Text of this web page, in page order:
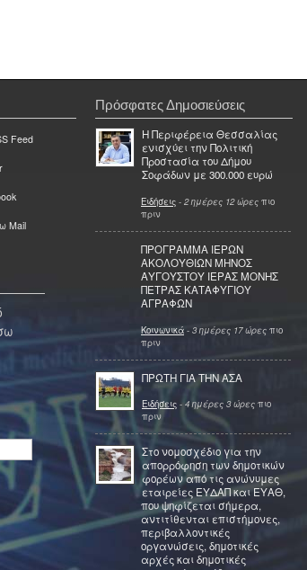
Feed
Mail
Πρόσφατες Δημοσιεύσεις
Η Περιφέρεια Θεσσαλίας
ενισχύει την Πολιτική
Προστασία του Δήμου
Σοφάδων με 300.000 ευρώ
Ειδήσεις - 2 ημέρες 12 ώρες πιο
πριν
ΠΡΟΓΡΑΜΜΑ ΙΕΡΩΝ
ΑΚΟΛΟΥΘΙΩΝ ΜΗΝΟΣ
ΑΥΓΟΥΣΤΟΥ ΙΕΡΑΣ ΜΟΝΗΣ
ΠΕΤΡΑΣ ΚΑΤΑΦΥΓΙΟΥ
ΑΓΡΑΦΩΝ
Κοινωνικά - 3 ημέρες 17 ώρες πιο
πριν
ΠΡΩΤΗ ΓΙΑ ΤΗΝ ΑΣΑ
Ειδήσεις - 4 ημέρες 3 ώρες πιο
πριν
Στο νομοσχέδιο για την
απορρόφηση των δημοτικών
φορέων από τις ανώνυμες
εταιρείες ΕΥΔΑΠ και ΕΥΑΘ,
που ψηφίζεται σήμερα,
αντιτίθενται επιστήμονες,
περιβαλλοντικές
οργανώσεις, δημοτικές
αρχές και δημοτικές